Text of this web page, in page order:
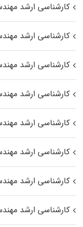
کارشناسی ارشد
کارشناسی ارشد
کارشناسی ارشد
کارشناسی ارشد
کارشناسی ارشد
کارشناسی ارشد
کارشناسی ارشد
کارشناسی ارشد